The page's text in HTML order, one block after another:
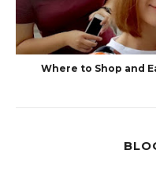
Where to Shop and